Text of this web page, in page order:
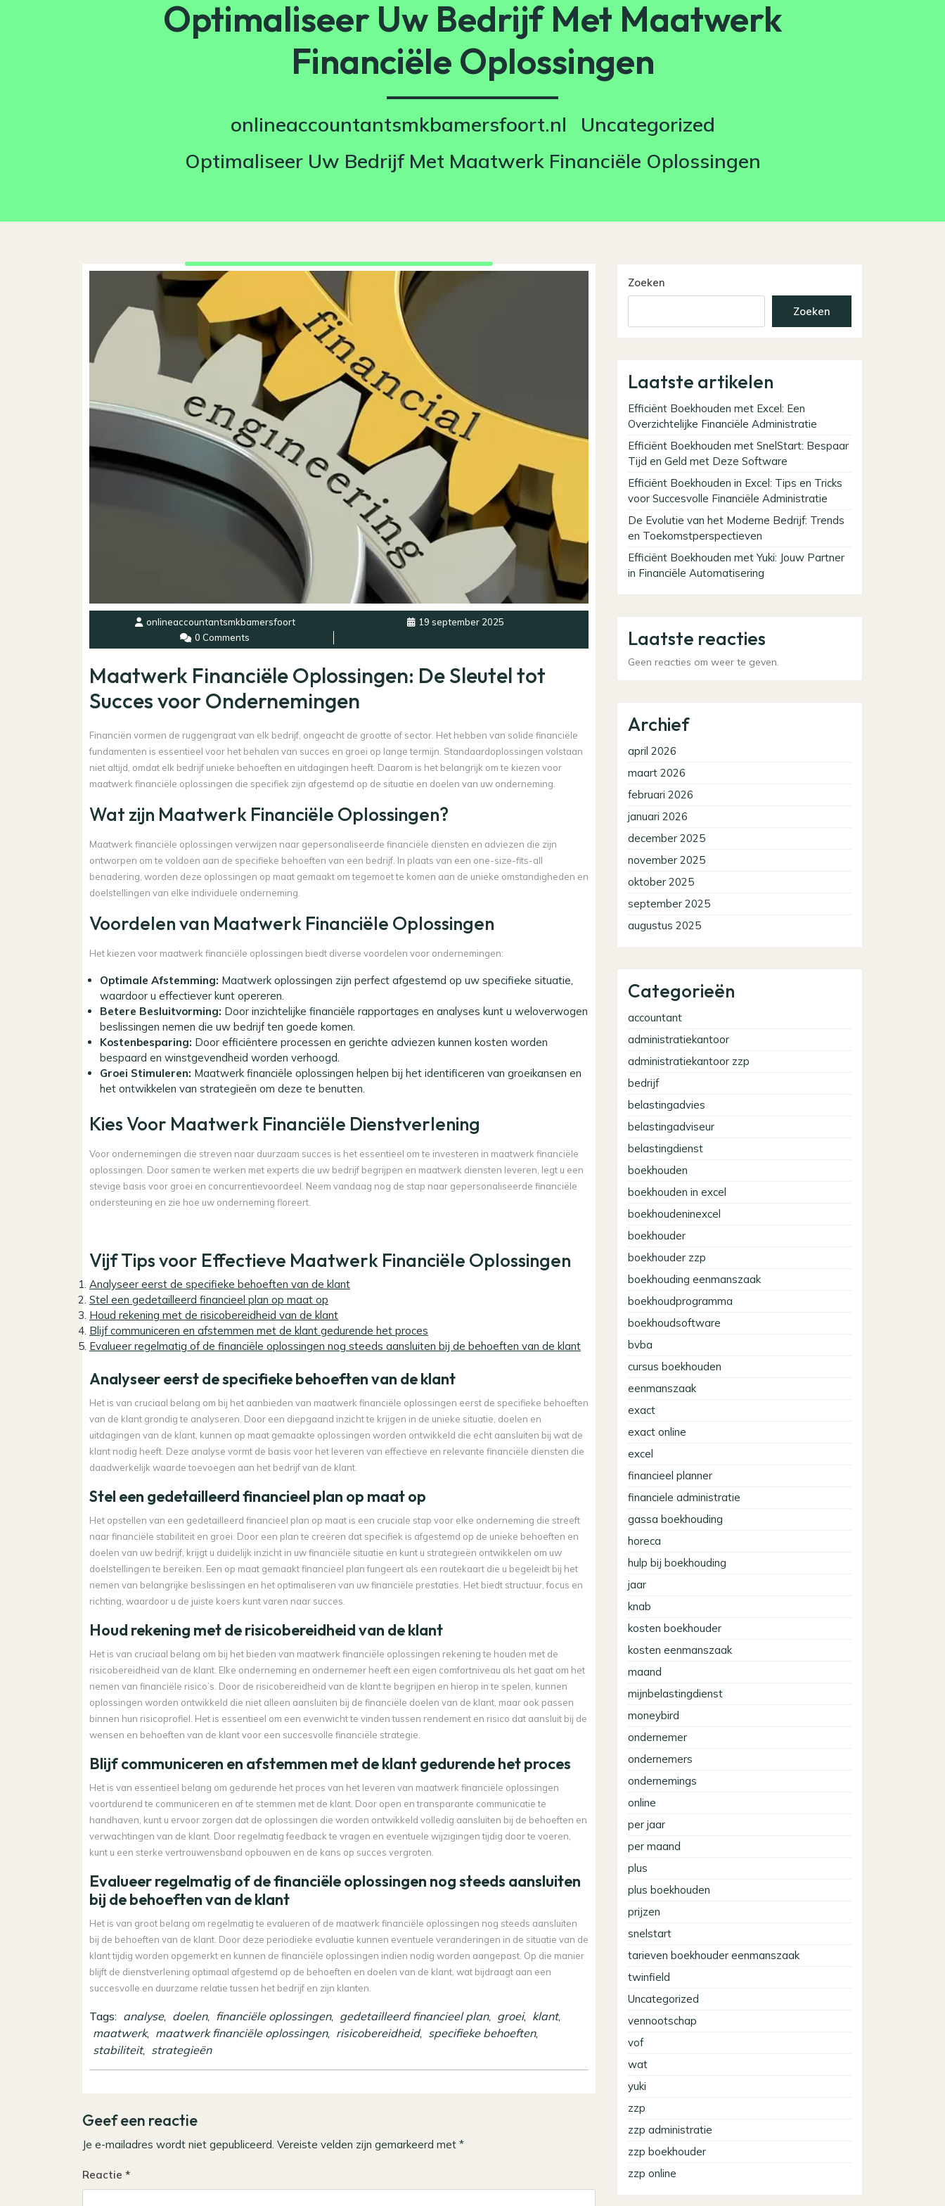
Optimaliseer Uw Bedrijf Met Maatwerk
Financiële Oplossingen
onlineaccountantsmkbamersfoort.nl
Uncategorized
Optimaliseer Uw Bedrijf Met Maatwerk Financiële Oplossingen
onlineaccountantsmkbamersfoort
19 september 2025
0 Comments
Maatwerk Financiële Oplossingen: De Sleutel tot
Succes voor Ondernemingen
Financiën vormen de ruggengraat van elk bedrijf, ongeacht de grootte of sector. Het hebben van solide financiële
fundamenten is essentieel voor het behalen van succes en groei op lange termijn. Standaardoplossingen volstaan
niet altijd, omdat elk bedrijf unieke behoeften en uitdagingen heeft. Daarom is het belangrijk om te kiezen voor
maatwerk financiële oplossingen die specifiek zijn afgestemd op de situatie en doelen van uw onderneming.
Wat zijn Maatwerk Financiële Oplossingen?
Maatwerk financiële oplossingen verwijzen naar gepersonaliseerde financiële diensten en adviezen die zijn
ontworpen om te voldoen aan de specifieke behoeften van een bedrijf. In plaats van een one-size-fits-all
benadering, worden deze oplossingen op maat gemaakt om tegemoet te komen aan de unieke omstandigheden en
doelstellingen van elke individuele onderneming.
Voordelen van Maatwerk Financiële Oplossingen
Het kiezen voor maatwerk financiële oplossingen biedt diverse voordelen voor ondernemingen:
Optimale Afstemming: Maatwerk oplossingen zijn perfect afgestemd op uw specifieke situatie,
waardoor u effectiever kunt opereren.
Betere Besluitvorming: Door inzichtelijke financiële rapportages en analyses kunt u weloverwogen
beslissingen nemen die uw bedrijf ten goede komen.
Kostenbesparing: Door efficiëntere processen en gerichte adviezen kunnen kosten worden
bespaard en winstgevendheid worden verhoogd.
Groei Stimuleren: Maatwerk financiële oplossingen helpen bij het identificeren van groeikansen en
het ontwikkelen van strategieën om deze te benutten.
Kies Voor Maatwerk Financiële Dienstverlening
Voor ondernemingen die streven naar duurzaam succes is het essentieel om te investeren in maatwerk financiële
oplossingen. Door samen te werken met experts die uw bedrijf begrijpen en maatwerk diensten leveren, legt u een
stevige basis voor groei en concurrentievoordeel. Neem vandaag nog de stap naar gepersonaliseerde financiële
ondersteuning en zie hoe uw onderneming floreert.
Vijf Tips voor Effectieve Maatwerk Financiële Oplossingen
Analyseer eerst de specifieke behoeften van de klant
Stel een gedetailleerd financieel plan op maat op
Houd rekening met de risicobereidheid van de klant
Blijf communiceren en afstemmen met de klant gedurende het proces
Evalueer regelmatig of de financiële oplossingen nog steeds aansluiten bij de behoeften van de klant
Analyseer eerst de specifieke behoeften van de klant
Het is van cruciaal belang om bij het aanbieden van maatwerk financiële oplossingen eerst de specifieke behoeften
van de klant grondig te analyseren. Door een diepgaand inzicht te krijgen in de unieke situatie, doelen en
uitdagingen van de klant, kunnen op maat gemaakte oplossingen worden ontwikkeld die echt aansluiten bij wat de
klant nodig heeft. Deze analyse vormt de basis voor het leveren van effectieve en relevante financiële diensten die
daadwerkelijk waarde toevoegen aan het bedrijf van de klant.
Stel een gedetailleerd financieel plan op maat op
Het opstellen van een gedetailleerd financieel plan op maat is een cruciale stap voor elke onderneming die streeft
naar financiële stabiliteit en groei. Door een plan te creëren dat specifiek is afgestemd op de unieke behoeften en
doelen van uw bedrijf, krijgt u duidelijk inzicht in uw financiële situatie en kunt u strategieën ontwikkelen om uw
doelstellingen te bereiken. Een op maat gemaakt financieel plan fungeert als een routekaart die u begeleidt bij het
nemen van belangrijke beslissingen en het optimaliseren van uw financiële prestaties. Het biedt structuur, focus en
richting, waardoor u de juiste koers kunt varen naar succes.
Houd rekening met de risicobereidheid van de klant
Het is van cruciaal belang om bij het bieden van maatwerk financiële oplossingen rekening te houden met de
risicobereidheid van de klant. Elke onderneming en ondernemer heeft een eigen comfortniveau als het gaat om het
nemen van financiële risico’s. Door de risicobereidheid van de klant te begrijpen en hierop in te spelen, kunnen
oplossingen worden ontwikkeld die niet alleen aansluiten bij de financiële doelen van de klant, maar ook passen
binnen hun risicoprofiel. Het is essentieel om een evenwicht te vinden tussen rendement en risico dat aansluit bij de
wensen en behoeften van de klant voor een succesvolle financiële strategie.
Blijf communiceren en afstemmen met de klant gedurende het proces
Het is van essentieel belang om gedurende het proces van het leveren van maatwerk financiële oplossingen
voortdurend te communiceren en af te stemmen met de klant. Door open en transparante communicatie te
handhaven, kunt u ervoor zorgen dat de oplossingen die worden ontwikkeld volledig aansluiten bij de behoeften en
verwachtingen van de klant. Door regelmatig feedback te vragen en eventuele wijzigingen tijdig door te voeren,
kunt u een sterke vertrouwensband opbouwen en de kans op succes vergroten.
Evalueer regelmatig of de financiële oplossingen nog steeds aansluiten
bij de behoeften van de klant
Het is van groot belang om regelmatig te evalueren of de maatwerk financiële oplossingen nog steeds aansluiten
bij de behoeften van de klant. Door deze periodieke evaluatie kunnen eventuele veranderingen in de situatie van de
klant tijdig worden opgemerkt en kunnen de financiële oplossingen indien nodig worden aangepast. Op die manier
blijft de dienstverlening optimaal afgestemd op de behoeften en doelen van de klant, wat bijdraagt aan een
succesvolle en duurzame relatie tussen het bedrijf en zijn klanten.
Tags: analyse, doelen, financiële oplossingen, gedetailleerd financieel plan, groei, klant,
maatwerk, maatwerk financiële oplossingen, risicobereidheid, specifieke behoeften,
stabiliteit, strategieën
Geef een reactie
Je e-mailadres wordt niet gepubliceerd. Vereiste velden zijn gemarkeerd met *
Reactie *
Zoeken
Zoeken
Laatste artikelen
Efficiënt Boekhouden met Excel: Een
Overzichtelijke Financiële Administratie
Efficiënt Boekhouden met SnelStart: Bespaar
Tijd en Geld met Deze Software
Efficiënt Boekhouden in Excel: Tips en Tricks
voor Succesvolle Financiële Administratie
De Evolutie van het Moderne Bedrijf: Trends
en Toekomstperspectieven
Efficiënt Boekhouden met Yuki: Jouw Partner
in Financiële Automatisering
Laatste reacties
Geen reacties om weer te geven.
Archief
april 2026
maart 2026
februari 2026
januari 2026
december 2025
november 2025
oktober 2025
september 2025
augustus 2025
Categorieën
accountant
administratiekantoor
administratiekantoor zzp
bedrijf
belastingadvies
belastingadviseur
belastingdienst
boekhouden
boekhouden in excel
boekhoudeninexcel
boekhouder
boekhouder zzp
boekhouding eenmanszaak
boekhoudprogramma
boekhoudsoftware
bvba
cursus boekhouden
eenmanszaak
exact
exact online
excel
financieel planner
financiele administratie
gassa boekhouding
horeca
hulp bij boekhouding
jaar
knab
kosten boekhouder
kosten eenmanszaak
maand
mijnbelastingdienst
moneybird
ondernemer
ondernemers
ondernemings
online
per jaar
per maand
plus
plus boekhouden
prijzen
snelstart
tarieven boekhouder eenmanszaak
twinfield
Uncategorized
vennootschap
vof
wat
yuki
zzp
zzp administratie
zzp boekhouder
zzp online